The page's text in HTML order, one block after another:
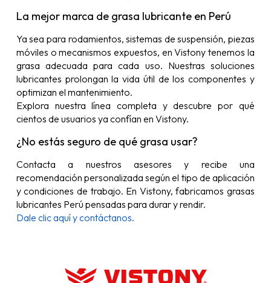
La mejor marca de grasa lubricante en Perú
Ya sea para rodamientos, sistemas de suspensión, piezas
móviles o mecanismos expuestos, en Vistony tenemos la
grasa adecuada para cada uso. Nuestras soluciones
lubricantes prolongan la vida útil de los componentes y
optimizan el mantenimiento.
Explora nuestra línea completa y descubre por qué
cientos de usuarios ya confían en Vistony.
¿No estás seguro de qué grasa usar?
Contacta a nuestros asesores y recibe una
recomendación personalizada según el tipo de aplicación
y condiciones de trabajo. En Vistony, fabricamos grasas
lubricantes Perú pensadas para durar y rendir.
Dale clic aquí y contáctanos.